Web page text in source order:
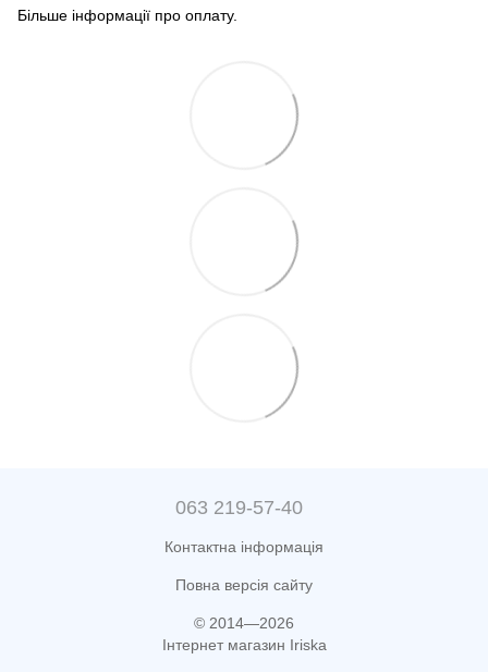
Більше інформації про оплату.
063 219-57-40
Контактна інформація
Повна версія сайту
© 2014—2026
Інтернет магазин Iriska